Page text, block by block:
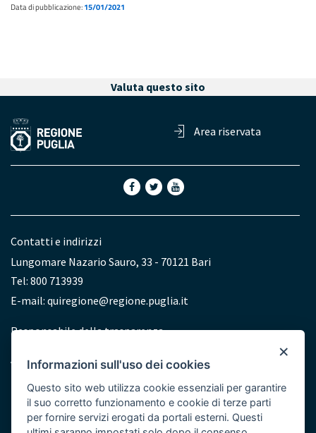
Data di pubblicazione:15/01/2021
Valuta questo sito
Area riservata
Contatti e indirizzi
Lungomare Nazario Sauro, 33 - 70121 Bari
Tel: 800 713939
E-mail: quiregione@regione.puglia.it
Redazione
Responsabile della trasparenza
Accessibilità
×
Informazioni sull'uso dei cookies
Questo sito web utilizza cookie essenziali per garantire
il suo corretto funzionamento e cookie di terze parti
per fornire servizi erogati da portali esterni. Questi